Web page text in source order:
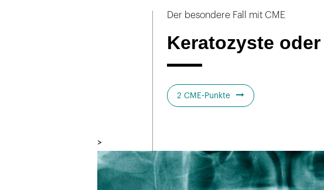
Der besondere Fall mit CME
Keratozyste
2 CME-Punkte
>